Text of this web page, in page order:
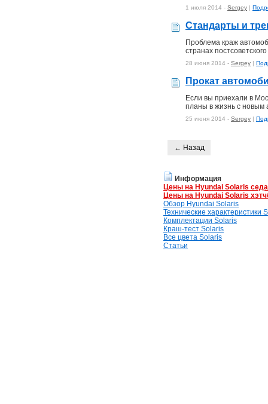
1 июля 2014 - Sergey |
Стандарты и
Проблема краж
странах
28 июня 2014 - Sergey |
Прокат
Если вы приехали в
планы в жизнь с новым
25 июня 2014 - Sergey |
← Назад
Информация
Цены на Hyundai Solaris
Цены на Hyundai Solaris
Обзор Hyundai Solaris
Технические характеристики
Комплектации Solaris
Краш-тест Solaris
Все цвета Solaris
Статьи